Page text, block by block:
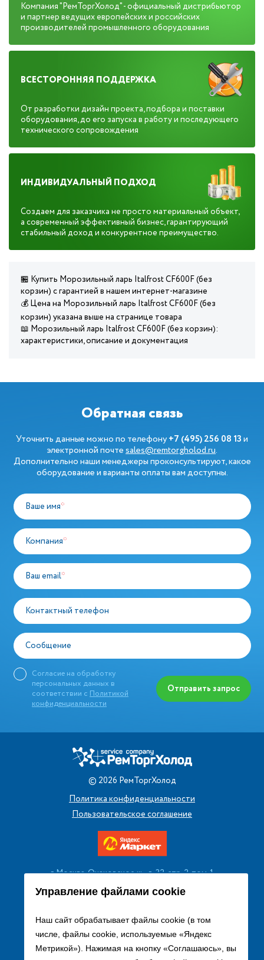
Управление файлами cookie
Наш сайт обрабатывает файлы cookie (в том
числе, файлы cookie, используемые «Яндекс
Метрикой»). Нажимая на кнопку «Соглашаюсь», вы
Компания "РемТоргХолод" - официальный дистрибьютор
и партнер ведущих европейских и российских
производителей промышленного оборудования
ВСЕСТОРОННЯЯ ПОДДЕРЖКА
От разработки дизайн проекта, подбора и поставки
оборудования, до его запуска в работу и последующего
технического сопровождения
ИНДИВИДУАЛЬНЫЙ ПОДХОД
Создаем для заказчика не просто материальный объект,
а современный эффективный бизнес, гарантирующий
стабильный доход и конкурентное преимущество.
🏪 Купить Морозильный ларь Italfrost CF600F (без
корзин) с гарантией в нашем интернет-магазине
💰 Цена на Морозильный ларь Italfrost CF600F (без
корзин) указана выше на странице товара
📖 Морозильный ларь Italfrost CF600F (без корзин):
характеристики, описание и документация
Обратная связь
Уточнить данные можно по телефону+7 (495) 256 08 13и
электронной почтеsales@remtorgholod.ru.
Дополнительно наши менеджеры проконсультируют, какое
оборудование и варианты оплаты вам доступны.
Ваше имя*
Компания*
Ваш email*
Контактный телефон
Сообщение
Согласие на обработку
персональных данных в
соответствии с Политикой
конфиденциальности
Отправить запрос
© 2026 РемТоргХолод
Политика конфиденциальности
Пользовательское соглашение
г. Москва, Очаковское ш., д. 32, стр. 2, пом. 1
+7 (495) 256 08 13
Заказать звонок
sales@remtorgholod.ru